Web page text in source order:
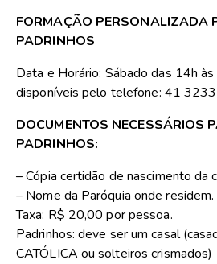
FORMAÇÃO PERSONALIZADA
PADRINHOS
Data e Horário: Sábado das 14h
disponíveis pelo telefone: 41
DOCUMENTOS NECESSÁRIOS
PADRINHOS:
– Cópia certidão de nascimento da
– Nome da Paróquia onde residem.
Taxa: R$ 20,00 por pessoa.
Padrinhos: deve ser um casal
CATÓLICA ou solteiros crismados)